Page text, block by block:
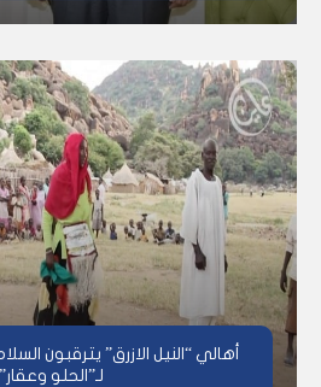
أهالي “النيل الازرق” يترقبون
لـ”الحلو وعقار”